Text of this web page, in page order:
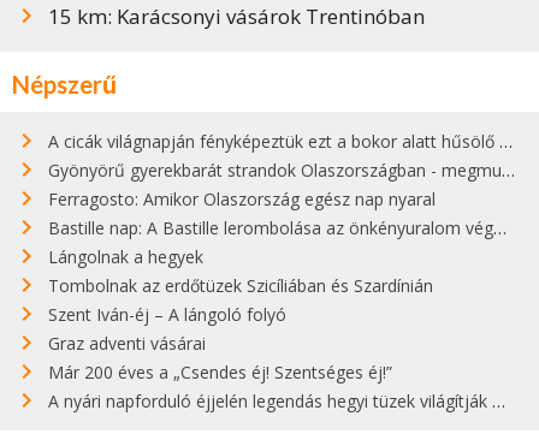
15 km: Karácsonyi vásárok Trentinóban
Népszerű
A cicák világnapján fényképeztük ezt a bokor alatt hűsölő cicát Kisorosziban
Gyönyörű gyerekbarát strandok Olaszországban - megmutatjuk a 15 legjobbat
Ferragosto: Amikor Olaszország egész nap nyaral
Bastille nap: A Bastille lerombolása az önkényuralom végét jelentette
Lángolnak a hegyek
Tombolnak az erdőtüzek Szicíliában és Szardínián
Szent Iván-éj – A lángoló folyó
Graz adventi vásárai
Már 200 éves a „Csendes éj! Szentséges éj!”
A nyári napforduló éjjelén legendás hegyi tüzek világítják meg Zugspitzét